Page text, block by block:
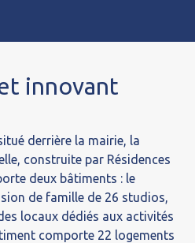
innovant
derrière la mairie, la
construite par Résidences
deux bâtiments : le
de famille de 26 studios,
locaux dédiés aux activités
comporte 22 logements